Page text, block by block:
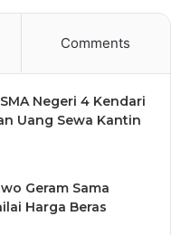
Comments
Negeri 4 Kendari
Uang Sewa Kantin
Geram Sama
Harga Beras